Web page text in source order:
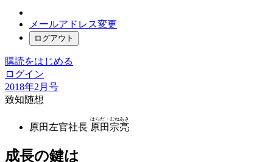
メールアドレス変更
ログアウト
購読をはじめる
ログイン
2018年2月号
致知随想
原田左官社長 原田宗亮
はらだ・むねあき
成長の鍵は